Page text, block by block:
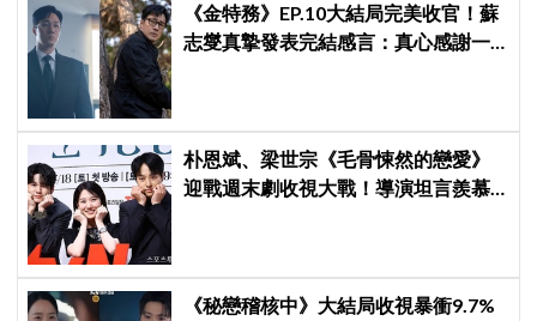
《金特務》EP.10大結局完美收官！蘇
志燮真摯發表完結感言：真心感謝一
朴恩斌、梁世宗《毛骨悚然的戀愛》
迎戰週末劇收視大戰！導演坦言羨慕
《秘戀稽核中》大結局收視暴衝9.7%